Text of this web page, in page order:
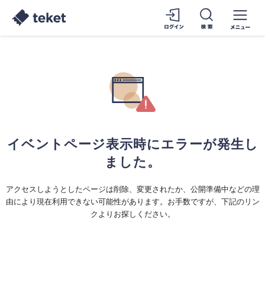
イベントページ表示時にエラーが発生し
ました。
アクセスしようとしたページは削除、変更されたか、公開準備中などの理
由により現在利用できない可能性があります。お手数ですが、下記のリン
クよりお探しください。